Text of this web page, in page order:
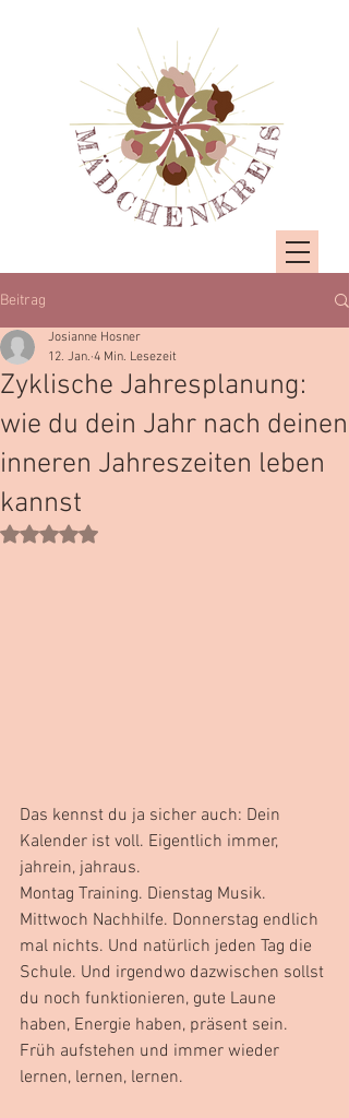
Beitrag
Zyklische Jahresplanung:
wie du dein Jahr nach deinen
inneren Jahreszeiten leben
kannst
Josianne Hosner
12. Jan. 4 Min. Lesezeit
Mit NaN von 5 Sternen bewertet.
Das kennst du ja sicher auch: Dein
Kalender ist voll. Eigentlich immer,
jahrein, jahraus.
Montag Training. Dienstag Musik.
Mittwoch Nachhilfe. Donnerstag endlich
mal nichts. Und natürlich jeden Tag die
Schule. Und irgendwo dazwischen sollst
du noch funktionieren, gute Laune
haben, Energie haben, präsent sein.
Früh aufstehen und immer wieder
lernen, lernen, lernen.